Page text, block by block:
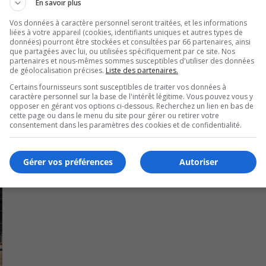
problème de santé ou encore les femmes enceintes.
ou une pression au niveau du visage, et ce, après
un médecin, explique Santé Canada.
pourrait être temporairement limité.
En savoir plus
Vos données à caractère personnel seront traitées, et les informations
liées à votre appareil (cookies, identifiants uniques et autres types de
données) pourront être stockées et consultées par 66 partenaires, ainsi
que partagées avec lui, ou utilisées spécifiquement par ce site. Nos
partenaires et nous-mêmes sommes susceptibles d'utiliser des données
de géolocalisation précises. Liste des partenaires.
Certains fournisseurs sont susceptibles de traiter vos données à
caractère personnel sur la base de l'intérêt légitime. Vous pouvez vous y
opposer en gérant vos options ci-dessous. Recherchez un lien en bas de
cette page ou dans le menu du site pour gérer ou retirer votre
consentement dans les paramètres des cookies et de confidentialité.
Autoriser
Gérer vos préférences